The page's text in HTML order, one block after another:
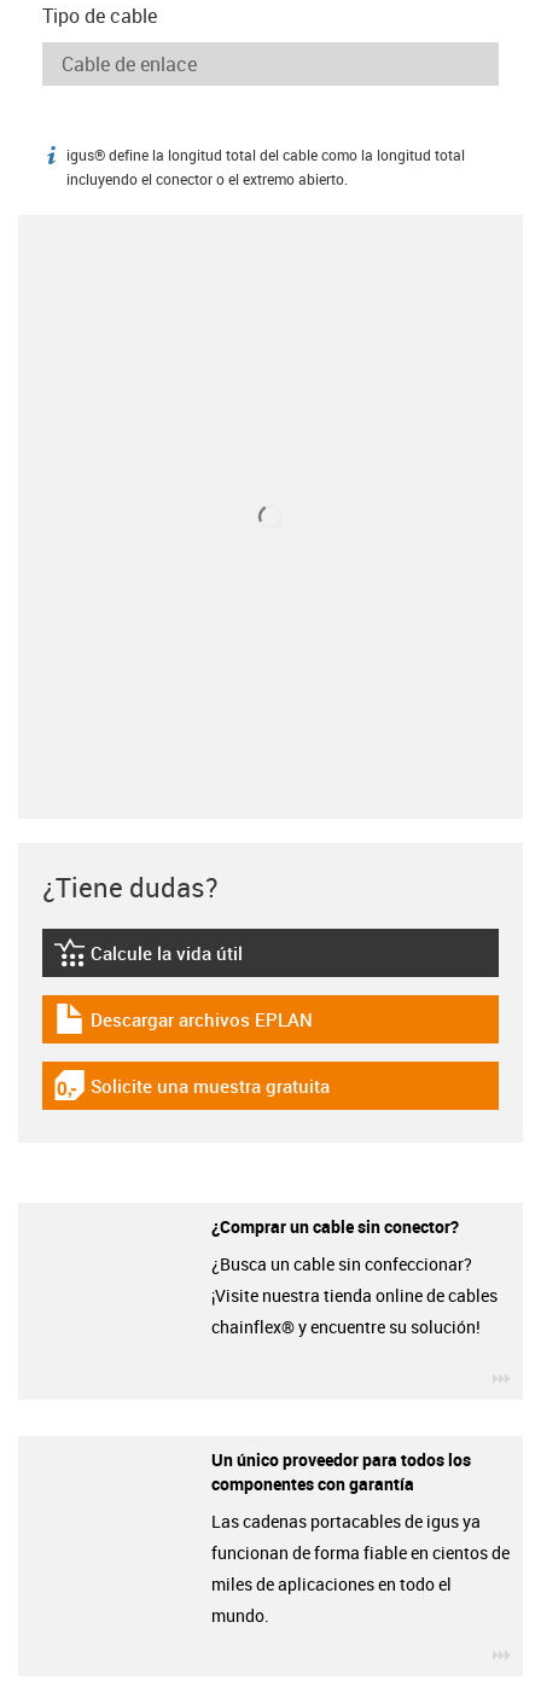
Tipo de cable
igus-icon-info
igus® define la longitud total del cable como la longitud total
incluyendo el conector o el extremo abierto.
¿Tiene dudas?
igus-icon-lebensdauerrechner
Calcule la vida útil
igus-icon-download-plan
Descargar archivos EPLAN
igus-icon-gratismuster
Solicite una muestra gratuita
¿Comprar un cable sin conector?
¿Busca un cable sin confeccionar?
¡Visite nuestra tienda online de cables
chainflex® y encuentre su solución!
Un único proveedor para todos los
componentes con garantía
Las cadenas portacables de igus ya
funcionan de forma fiable en cientos de
miles de aplicaciones en todo el
mundo.